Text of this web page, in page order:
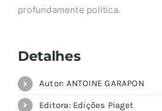
profundamente política.
Detalhes
Autor: ANTOINE GARAPON
Editora: Edições Piaget